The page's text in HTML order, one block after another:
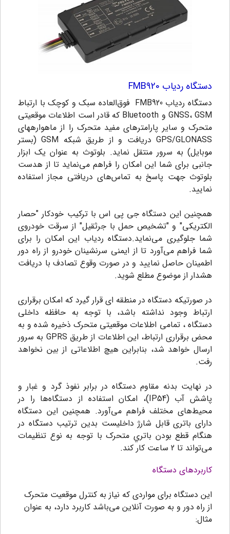
دستگاه ردیاب FMB920
دستگاه ردیاب FMB920 فوق‌العاده سبک و کوچک با ارتباط
GNSS، GSM و Bluetooth که قادر است اطلاعات موقعیتی
متحرک و سایر پارامترهای مفید متحرک را از ماهوارههای
GPS/GLONASS دریافت و از طریق شبکه GSM (بستر
موبایل) به سرور منتقل نماید. بلوتوث به عنوان یک ابزار
جانبی برای شما این امکان را فراهم می‌نماید تا از هدست
بلوتوث جهت پاسخ به تماس‌های دریافتی مجاز استفاده
نمایید.
همچنین این دستگاه جی پی اس با ترکیب خودکار "حصار
الکتریکی" و "تشخیص حمل با جرثقیل" از سرقت خودروی
شما جلوگیری می‌نماید.دستگاه ردیاب این امکان را برای
شما فراهم می‌آورد تا از ایمنی سرنشینان خودرو از راه دور
اطمینان حاصل نمایید و در صورت وقوع تصادف با دریافت
هشدار از موضوع مطلع شوید.
در صورتیکه دستگاه در منطقه ای قرار گیرد که امکان برقراری
ارتباط وجود نداشته باشد، با توجه به حافظه‌ داخلی
دستگاه ، تمامی اطلاعات موقعیتی متحرک ذخیره شده و به
محض برقراری ارتباط، این اطلاعات از طریق GPRS به سرور
ارسال خواهد شد، بنابراین هیچ اطلاعاتی از بین نخواهد
رفت.
در نهایت بدنه مقاوم دستگاه در برابر نفوذ گرد و غبار و
پاشش آب (IP54)، امکان استفاده از دستگاه‌ها را در
محیط‌های مختلف فراهم می‌آورد. همچنین این دستگاه
دارای باتری قابل شارژ داخلیست بدين ترتيب دستگاه در
هنگام قطع بودن باتري متحرک با توجه به نوع تنظیمات
می‌تواند تا 2 ساعت کار کند.
کاربردهای دستگاه
این دستگاه برای مواردی که نیاز به کنترل موقعیت متحرک
از راه دور و به صورت آنلاین می‌باشد کاربرد دارد، به عنوان
مثال: